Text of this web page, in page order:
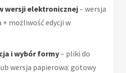
wersji elektronicznej– wersja
możliwość edycji w
i wybór formy– pliki do
wersja papierowa: gotowy